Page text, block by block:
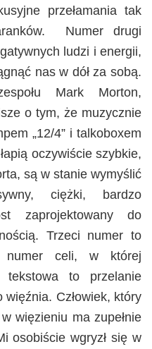
przełamania tak
Numer drugi
ludzi i energii,
nas w dół za sobą.
Mark Morton,
o tym, że muzycznie
„12/4” i talkoboxem
oczywiście szybkie,
są w stanie wymyślić
ciężki, bardzo
zaprojektowany do
Trzeci numer to
celi, w której
tekstowa to przelanie
Człowiek, który
więzieniu ma zupełnie
osobiście wgryzł się w